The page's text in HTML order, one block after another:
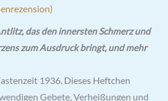
das den innersten Schmerz und
zum Ausdruck bringt, und mehr
1936. Dieses Heftchen
Gebete, Verheißungen und